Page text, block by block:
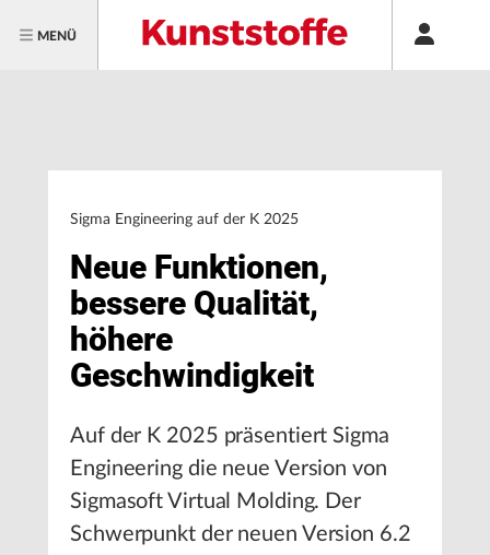
MENÜ
Sigma Engineering auf der K 2025
Neue Funktionen,
bessere Qualität,
höhere
Geschwindigkeit
Auf der K 2025 präsentiert Sigma
Engineering die neue Version von
Sigmasoft Virtual Molding. Der
Schwerpunkt der neuen Version 6.2